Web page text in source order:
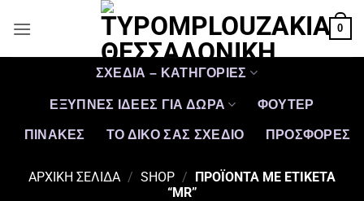
στο
0
ΣΧΕΔΙΑ – ΚΑΤΗΓΟΡΙΕΣ
ΕΞΥΠΝΕΣ ΙΔΕΕΣ ΓΙΑ ΔΩΡΑ ΦΟΥΤΕΡ
ΠΙΝΑΚΕΣ ΤΟ ΔΙΚΟ ΣΑΣ ΣΧΕΔΙΟ ΠΡΟΣΦΟΡΈΣ
ΑΡΧΙΚΉ ΣΕΛΊΔΑ / SHOP / ΠΡΟΪΌΝΤΑ ΜΕ ΕΤΙΚΈΤΑ
“MR”